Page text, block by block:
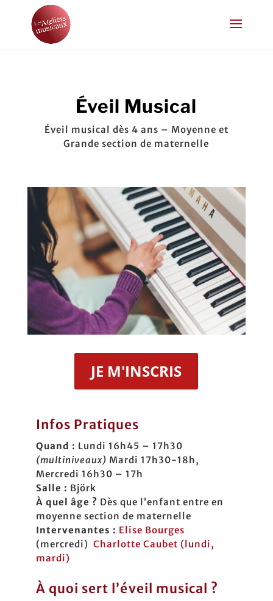
Éveil Musical
Éveil musical dès 4 ans – Moyenne et
Grande section de maternelle
JE M'INSCRIS
Infos Pratiques
Quand : Lundi 16h45 – 17h30
(multiniveaux) Mardi 17h30-18h,
Mercredi 16h30 – 17h
Salle : Björk
À quel âge ? Dès que l’enfant entre en
moyenne section de maternelle
Intervenantes : Elise Bourges
(mercredi) Charlotte Caubet (lundi,
mardi)
À quoi sert l’éveil musical ?